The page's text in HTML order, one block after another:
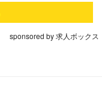
sponsored by 求人ボックス